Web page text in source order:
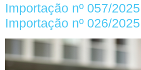
Importação nº 057/
Importação nº 026/2025